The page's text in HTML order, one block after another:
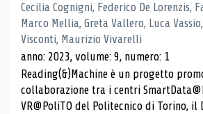
Cecilia Cognigni, Federico De Lorenzis,
Marco Mellia, Greta Vallero, Luca
Visconti, Maurizio Vivarelli
anno: 2023, volume: 9, numero: 1
Reading(&)Machine è un progetto
collaborazione tra i centri
VR@PoliTO del Politecnico di Torino,